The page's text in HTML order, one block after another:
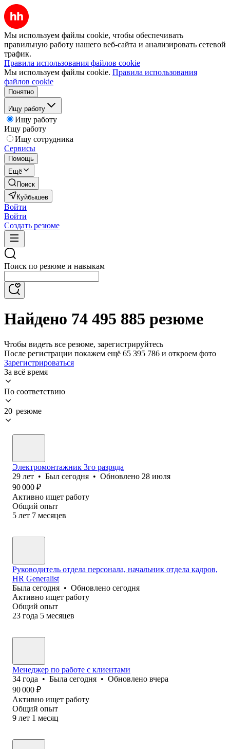
Мы используем файлы cookie, чтобы обеспечивать
правильную работу нашего веб-сайта и анализировать сетевой
трафик.
Правила использования файлов cookie
Мы используем файлы cookie. Правила использования
файлов cookie
Понятно
Ищу работу
Ищу работу
Ищу работу
Ищу сотрудника
Сервисы
Помощь
Ещё
Поиск
Куйбышев
Войти
Войти
Создать резюме
Поиск по резюме и навыкам
Найдено 74 495 885 резюме
Чтобы видеть все резюме, зарегистрируйтесь
После регистрации покажем ещё 65 395 786 и откроем фото
Зарегистрироваться
За всё время
По соответствию
20 резюме
Электромонтажник 3го разряда
29 лет • Был сегодня • Обновлено 28 июля
90 000 ₽
Активно ищет работу
Общий опыт
5 лет 7 месяцев
Руководитель отдела персонала, начальник отдела кадров,
HR Generalist
Была сегодня • Обновлено сегодня
Активно ищет работу
Общий опыт
23 года 5 месяцев
Менеджер по работе с клиентами
34 года • Была сегодня • Обновлено вчера
90 000 ₽
Активно ищет работу
Общий опыт
9 лет 1 месяц